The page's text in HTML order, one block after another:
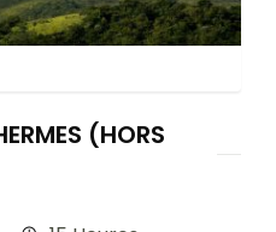
(HORS